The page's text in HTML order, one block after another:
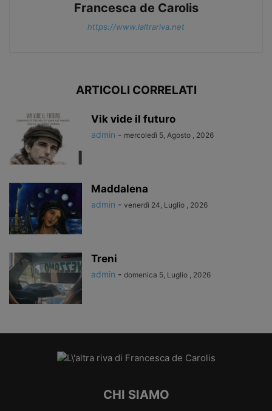
Francesca de Carolis
https://www.laltrariva.net
ARTICOLI CORRELATI
Vik vide il futuro
admin - mercoledì 5, Agosto , 2026
Maddalena
admin - venerdì 24, Luglio , 2026
Treni
admin - domenica 5, Luglio , 2026
CHI SIAMO